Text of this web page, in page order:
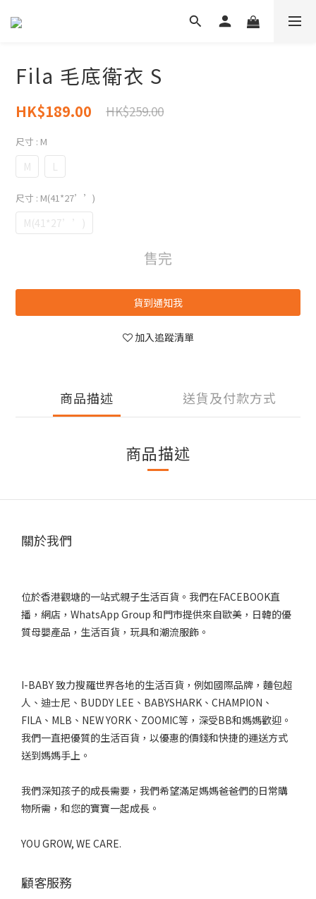
Fila 毛底衛衣 S
HK$189.00 HK$259.00
尺寸 : M
M L
尺寸 : M(41*27’’)
M(41*27’’)
售完
貨到通知我
加入追蹤清單
商品描述 送貨及付款方式
商品描述
關於我們
位於香港觀塘的一站式親子生活百貨。我們在FACEBOOK直
播，網店，WhatsApp Group 和門市提供來自歐美，日韓的優
質母嬰產品，生活百貨，玩具和潮流服飾。
I-BABY 致力搜羅世界各地的生活百貨，例如國際品牌，麵包超
人、迪士尼、BUDDY LEE、BABYSHARK、CHAMPION、
FILA、MLB、NEW YORK、ZOOMIC等，深受BB和媽媽歡迎。
我們一直把優質的生活百貨，以優惠的價錢和快捷的運送方式
送到媽媽手上。
我們深知孩子的成長需要，我們希望滿足媽媽爸爸們的日常購
物所需，和您的寶寶一起成長。
YOU GROW, WE CARE.
顧客服務